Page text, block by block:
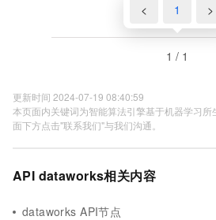
< 1 >
1 / 1
更新时间 2024-07-19 08:40:59
本页面内关键词为智能算法引擎基于机器学习
面下方点击"联系我们"与我们沟通。
API dataworks相关内容
dataworks API节点